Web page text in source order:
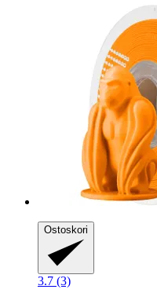
Ostoskori
3.7 (3)